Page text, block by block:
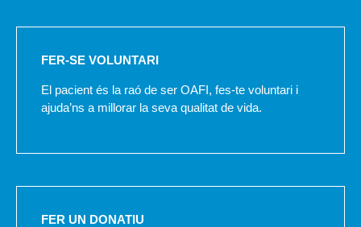
FER-SE VOLUNTARI
El pacient és la raó de ser OAFI, fes-te voluntari i
ajuda’ns a millorar la seva qualitat de vida.
FER UN DONATIU